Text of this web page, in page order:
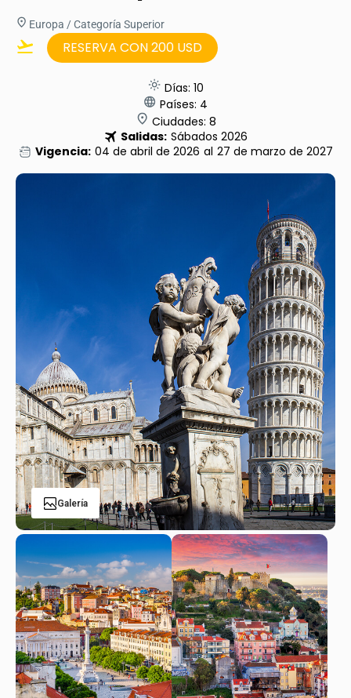
Europa / Categoría Superior
RESERVA CON 200 USD
Días: 10
Países: 4
Ciudades: 8
Salidas: Sábados 2026
Vigencia: 04 de abril de 2026 al 27 de marzo de 2027
Galería